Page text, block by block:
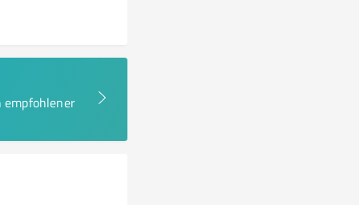
empfohlener